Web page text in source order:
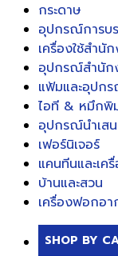
กระดาษ
อุปกรณ์การบ
เครื่องใช้สำนั
อุปกรณ์สำนัก
แฟ้มและอุปก
ไอที & หมึกพิ
อุปกรณ์นำเส
เฟอร์นิเจอร์
แคนทีนและเค
บ้านและสวน
เครื่องฟอกอา
SHOP BY